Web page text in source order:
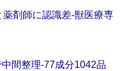
薬剤師に認識差‐獣医療専
間整理‐77成分1042品